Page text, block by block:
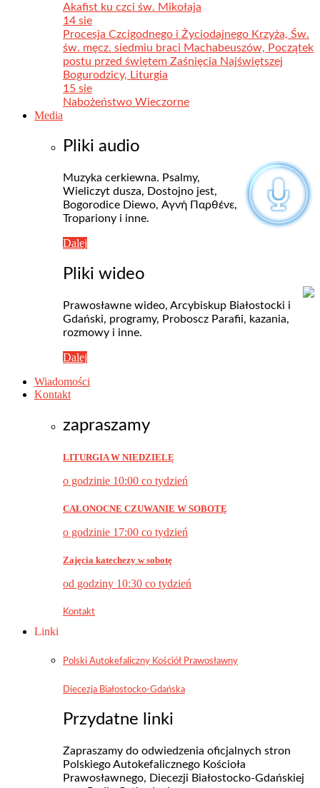
Akafist ku czci św. Mikołaja
14 sie
Procesja Czcigodnego i Życiodajnego Krzyża, Św.
św. męcz. siedmiu braci Machabeuszów, Początek
postu przed świętem Zaśnięcia Najświętszej
Bogurodzicy, Liturgia
15 sie
Nabożeństwo Wieczorne
Media
Pliki audio
Muzyka cerkiewna. Psalmy,
Wieliczyt dusza, Dostojno jest,
Bogorodice Diewo, Αγνή Пαρθένε,
Tropariony i inne.
Dalej
Pliki wideo
Prawosławne wideo, Arcybiskup Białostocki i
Gdański, programy, Proboscz Parafii, kazania,
rozmowy i inne.
Dalej
Wiadomości
Kontakt
zapraszamy
LITURGIA W NIEDZIELĘ
o godzinie 10:00 co tydzień
CAŁONOCNE CZUWANIE W SOBOTĘ
o godzinie 17:00 co tydzień
Zajęcia katechezy w sobotę
od godziny 10:30 co tydzień
Kontakt
Linki
Polski Autokefaliczny Kościół Prawosławny
Diecezja Białostocko-Gdańska
Przydatne linki
Zapraszamy do odwiedzenia oficjalnych stron
Polskiego Autokefalicznego Kościoła
Prawosławnego, Diecezji Białostocko-Gdańskiej